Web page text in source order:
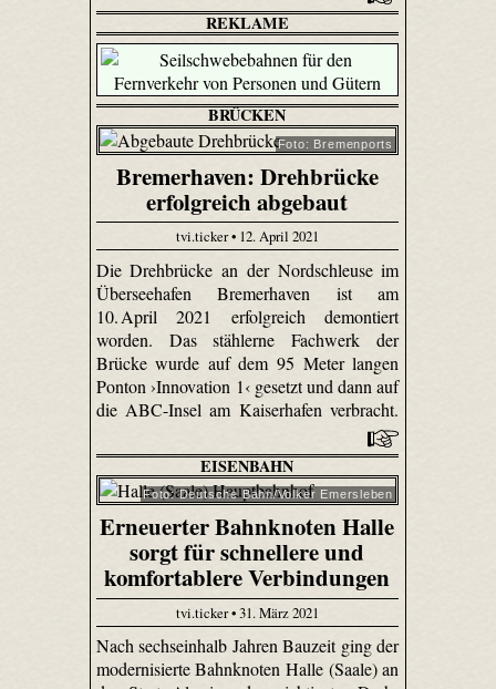
REKLAME
BRÜCKEN
Foto: Bremenports
Bremerhaven: Drehbrücke
erfolgreich abgebaut
tvi.ticker • 12. April 2021
Die Drehbrücke an der Nordschleuse im
Überseehafen Bremerhaven ist am
10. April 2021 erfolgreich demontiert
worden. Das stählerne Fachwerk der
Brücke wurde auf dem 95 Meter langen
Ponton ›Innovation 1‹ gesetzt und dann auf
die ABC-Insel am Kaiserhafen verbracht.
EISENBAHN
Foto: Deutsche Bahn/Volker Emersleben
Erneuerter Bahnknoten Halle
sorgt für schnellere und
komfortablere Verbindungen
tvi.ticker • 31. März 2021
Nach sechseinhalb Jahren Bauzeit ging der
modernisierte Bahnknoten Halle (Saale) an